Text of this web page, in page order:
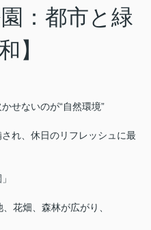
：都市と緑
】
せないのが“自然環境”
れ、 休日のリフレッシュに最
花畑、森林が広がり、